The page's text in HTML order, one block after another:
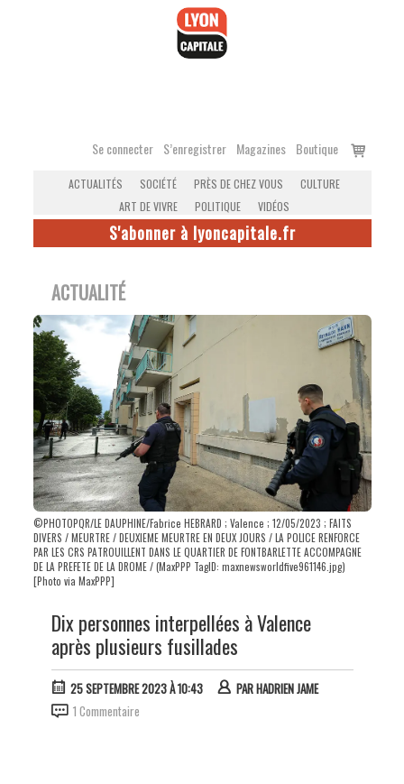
Se connecter S’enregistrer Magazines Boutique
Voir
ACTUALITÉS SOCIÉTÉ PRÈS DE CHEZ VOUS
CULTURE
ART DE VIVRE
POLITIQUE VIDÉOS
S'abonner à lyoncapitale.fr
ACTUALITÉ
©PHOTOPQR/LE DAUPHINE/Fabrice HEBRARD ; Valence ; 12/05/2023 ; FAITS
DIVERS / MEURTRE / DEUXIEME MEURTRE EN DEUX JOURS / LA POLICE RENFORCE
PAR LES CRS PATROUILLENT DANS LE QUARTIER DE FONTBARLETTE ACCOMPAGNE
DE LA PREFETE DE LA DROME / (MaxPPP TagID: maxnewsworldfive961146.jpg)
[Photo via MaxPPP]
Dix personnes interpellées à Valence
après plusieurs fusillades
25 SEPTEMBRE 2023 À 10:43 PARHADRIEN JAME
1 Commentaire